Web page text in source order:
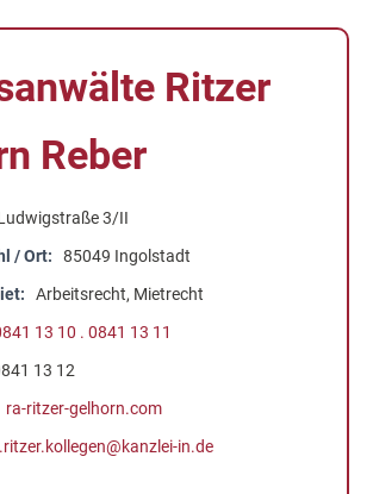
Ritzer
Reber
3/II
/ Ort
85049 Ingolstadt
Arbeitsrecht, Mietrecht
13 10 . 0841 13 11
13 12
ra-ritzer-gelhorn.com
in.de